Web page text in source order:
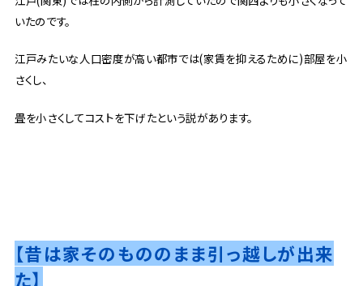
いたのです。
江戸みたいな人口密度が高い都市では(家賃を抑えるために)部屋を小
さくし、
畳を小さくしてコストを下げたという説があります。
【昔は家そのもののまま引っ越しが出来
た】